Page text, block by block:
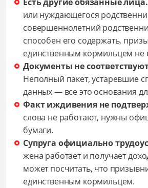
или нуждающегося
совершеннолетний
способен его содержать,
единственным кормильцем не
Документы не
Неполный пакет, устаревшие
данных — все это основания
Факт иждивения не
слова не работают, нужны
бумаги.
Супруга официально
жена работает и получает
может посчитать, что
единственным кормильцем.